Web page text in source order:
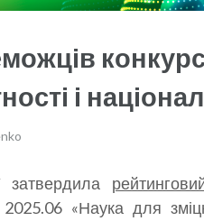
і
«Наука для